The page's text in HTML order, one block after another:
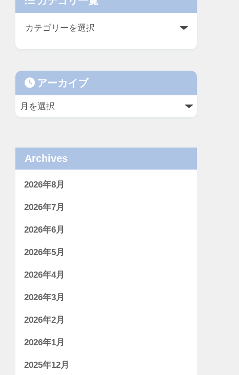
アーカイブ
Archives
2026年8月
2026年7月
2026年6月
2026年5月
2026年4月
2026年3月
2026年2月
2026年1月
2025年12月